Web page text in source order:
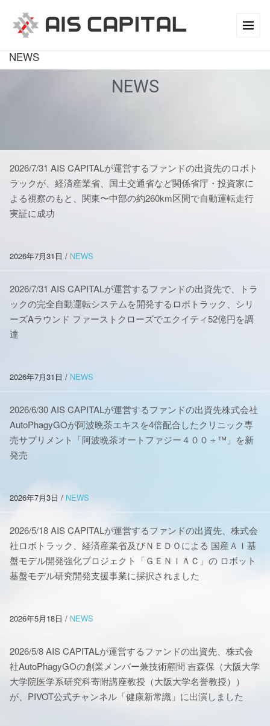
NEWS
NEWS
2026/7/31 AIS CAPITALが運営するファンドの出資先のロボト
ラックが、経済産業省、国土交通省など関係省庁・投資家に
よる視察のもと、関東〜中部の約260km区間で自動運転走行
実証に成功
2026年7月31日 / NEWS
2026/7/31 AIS CAPITALが運営するファンドの出資先で、トラ
ックの完全自動運転システムを開発するロボトラック、シリ
ーズAラウンド ファーストクローズでエクイティ52億円を調
達
2026年7月31日 / NEWS
2026/6/30 AIS CAPITALが運営するファンドの出資先株式会社
AutoPhagyGOが阿波晩茶エキスを4倍配合したクリニック専
売サプリメント「阿波晩茶オートファジー４００＋™」を新
発売
2026年7月3日 / NEWS
2026/5/18 AIS CAPITALが運営するファンドの出資先、株式会
社ロボトラック、経済産業省及びＮＥＤＯによる 国産ＡＩ基
盤モデル開発強化プロジェクト「ＧＥＮＩＡＣ」の ロボット
基盤モデル研究開発支援事業に採択されました
2026年5月18日 / NEWS
2026/5/8 AIS CAPITALが運営するファンドの出資先、株式会
社AutoPhagyGOの創業メンバー兼技術顧問 吉森保（大阪大学
大学院医学系研究科寄附講座教授（大阪大学名誉教授））
が、PIVOT公式チャンネル「健康新常識」に出演しました